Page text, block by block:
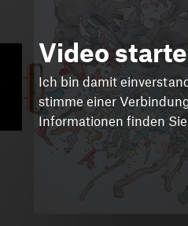
Video
Ich bin damit
stimme einer
Informationen finden